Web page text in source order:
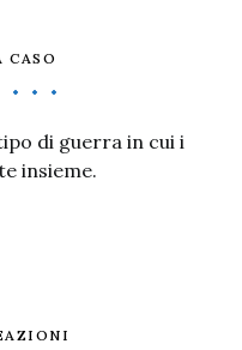
di guerra in cui i
insieme.